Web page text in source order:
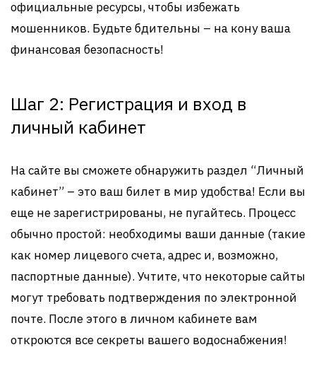
официальные ресурсы, чтобы избежать
мошенников. Будьте бдительны – на кону ваша
финансовая безопасность!
Шаг 2: Регистрация и вход в
личный кабинет
На сайте вы сможете обнаружить раздел “Личный
кабинет” – это ваш билет в мир удобства! Если вы
еще не зарегистрированы, не пугайтесь. Процесс
обычно простой: необходимы ваши данные (такие
как номер лицевого счета, адрес и, возможно,
паспортные данные). Учтите, что некоторые сайты
могут требовать подтверждения по электронной
почте. После этого в личном кабинете вам
откроются все секреты вашего водоснабжения!